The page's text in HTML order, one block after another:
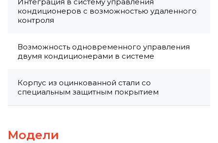
кондиционеров с возможностью удаленного
контроля
Возможность одновременного управления
двумя кондиционерами в системе
Корпус из оцинкованной стали со
специальным защитным покрытием
Модели